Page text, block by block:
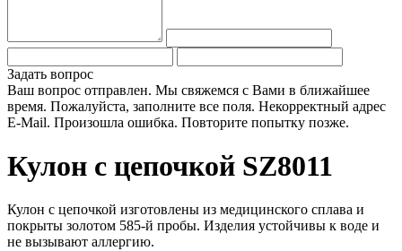
Задать вопрос
Ваш вопрос отправлен. Мы свяжемся с Вами в ближайшее
время. Пожалуйста, заполните все поля. Некорректный адрес
E-Mail. Произошла ошибка. Повторите попытку позже.
Кулон с цепочкой SZ8011
Кулон с цепочкой изготовлены из медицинского сплава и
покрыты золотом 585-й пробы. Изделия устойчивы к воде и
не вызывают аллергию.